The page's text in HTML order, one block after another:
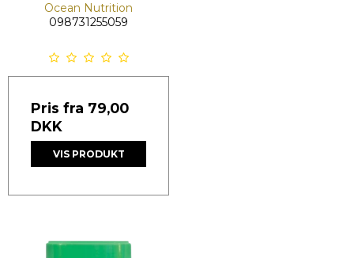
Ocean Nutrition
098731255059
Pris fra 79,00
DKK
VIS PRODUKT